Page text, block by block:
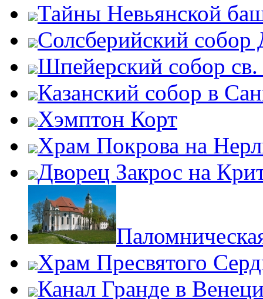
Тайны Невьянской
Солсберийский
Шпейерский собор
Казанский собор в
Хэмптон Корт
Храм Покрова на
Дворец Закрос на
Храм Пресвятого
Канал Гранде в